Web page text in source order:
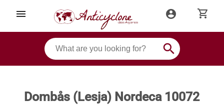
menu account_circle shopping_cart
search
Dombås (Lesja) Nordeca 10072